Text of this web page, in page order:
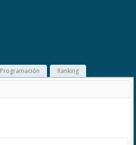
Programación Ranking